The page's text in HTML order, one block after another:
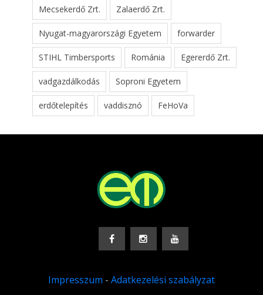
Mecsekerdő Zrt. Zalaerdő Zrt.
Nyugat-magyarországi Egyetem forwarder
STIHL Timbersports Románia Egererdő Zrt.
vadgazdálkodás Soproni Egyetem
erdőtelepítés vaddisznó FeHoVa
Impresszum - Adatkezelési szabályzat